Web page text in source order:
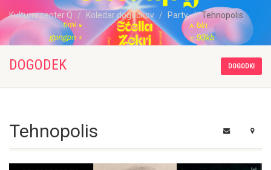
Kulturni center Q Koledar dogodkov Party Tehnopolis
DOGODEK DOGODKI
Tehnopolis